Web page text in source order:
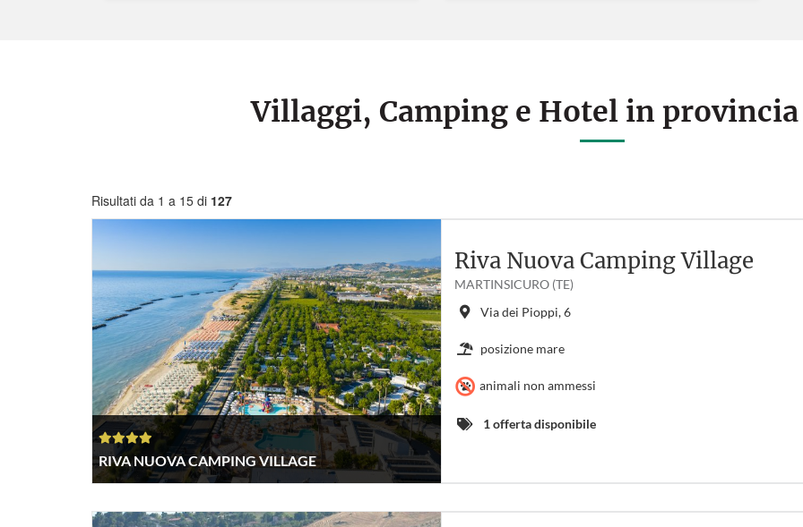
Villaggi, Camping e Hotel in
Risultati da 1 a 15 di 127
RIVA NUOVA CAMPING VILLAGE
Riva Nuova Camping Village
MARTINSICURO (TE)
Via dei Pioppi, 6
posizione mare
animali non ammessi
1 offerta disponibile